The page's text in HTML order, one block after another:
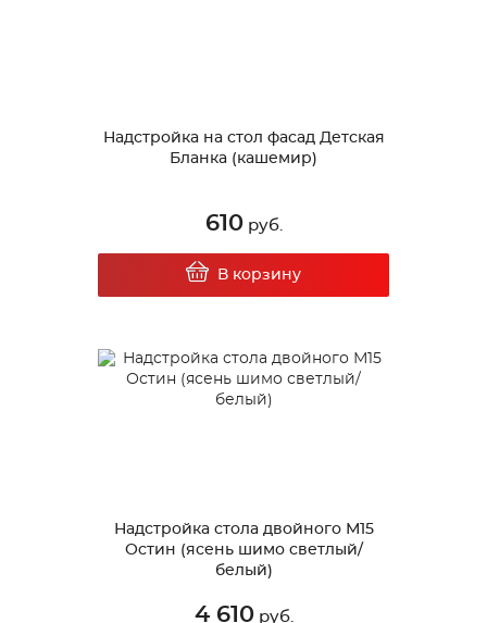
Надстройка на стол фасад Детская
Бланка (кашемир)
610руб.
В корзину
Надстройка стола двойного М15
Остин (ясень шимо светлый/
белый)
4 610руб.